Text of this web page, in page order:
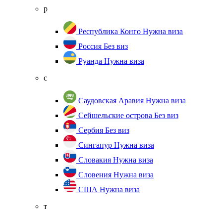
р
Республика Конго Нужна виза
Россия Без виз
Руанда Нужна виза
с
Саудовская Аравия Нужна виза
Сейшельские острова Без виз
Сербия Без виз
Сингапур Нужна виза
Словакия Нужна виза
Словения Нужна виза
США Нужна виза
т